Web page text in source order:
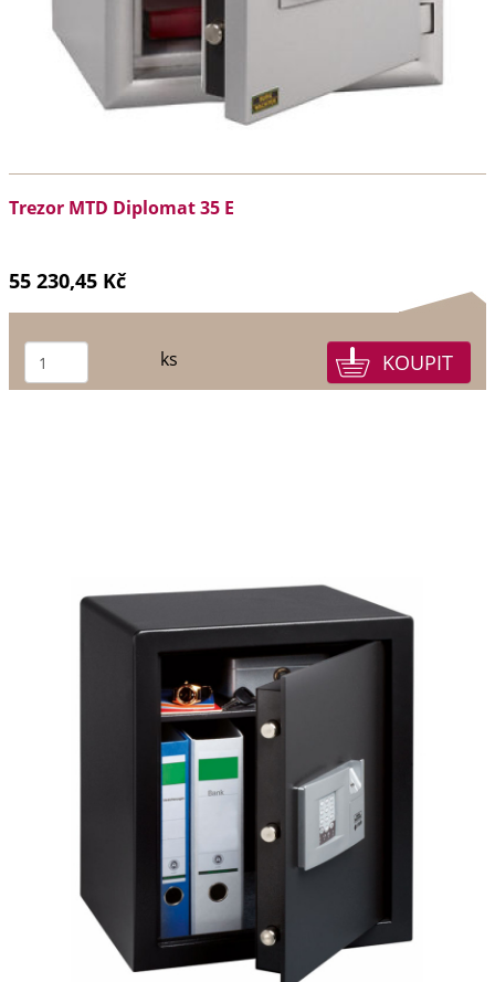
Trezor MTD Diplomat 35 E
55 230,45 Kč
ks